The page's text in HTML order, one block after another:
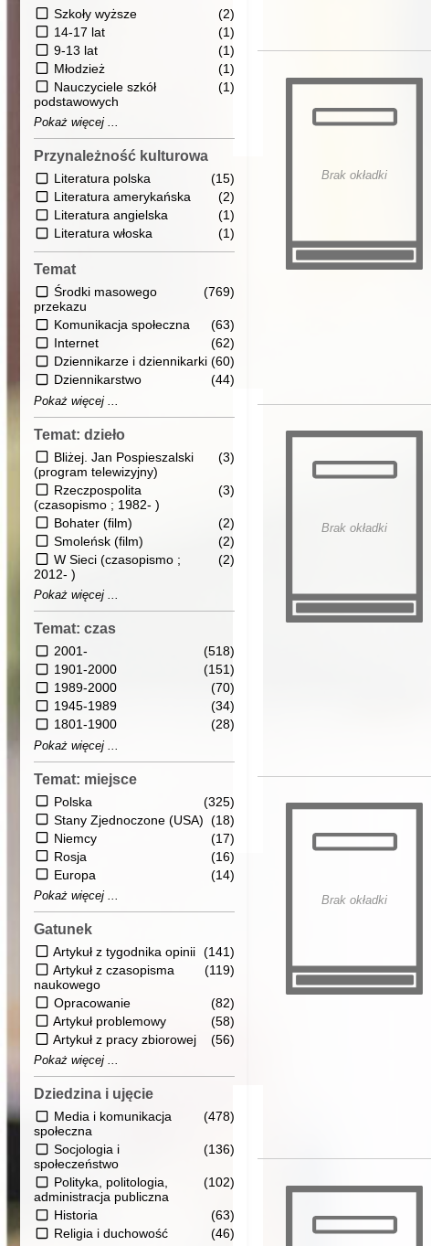
Szkoły wyższe
(2)
14-17 lat
(1)
9-13 lat
(1)
Młodzież
(1)
Nauczyciele szkół
podstawowych
(1)
Pokaż więcej ...
Przynależność kulturowa
Literatura polska
(15)
Literatura amerykańska
(2)
Literatura angielska
(1)
Literatura włoska
(1)
Temat
Środki masowego
przekazu
(769)
Komunikacja społeczna
(63)
Internet
(62)
Dziennikarze i dziennikarki (60)
Dziennikarstwo
(44)
Pokaż więcej ...
Temat: dzieło
Bliżej. Jan Pospieszalski
(program telewizyjny)
(3)
Rzeczpospolita
(czasopismo ; 1982- )
(3)
Bohater (film)
(2)
Smoleńsk (film)
(2)
W Sieci (czasopismo ;
2012- )
(2)
Pokaż więcej ...
Temat: czas
2001-
(518)
1901-2000
(151)
1989-2000
(70)
1945-1989
(34)
1801-1900
(28)
Pokaż więcej ...
Temat: miejsce
Polska
(325)
Stany Zjednoczone (USA) (18)
Niemcy
(17)
Rosja
(16)
Europa
(14)
Pokaż więcej ...
Gatunek
Artykuł z tygodnika opinii (141)
Artykuł z czasopisma
naukowego
(119)
Opracowanie
(82)
Artykuł problemowy
(58)
Artykuł z pracy zbiorowej
(56)
Pokaż więcej ...
Dziedzina i ujęcie
Media i komunikacja
społeczna
(478)
Socjologia i
społeczeństwo
(136)
Polityka, politologia,
administracja publiczna
(102)
Historia
(63)
Religia i duchowość
(46)
Brak okładki
Brak okładki
Brak okładki